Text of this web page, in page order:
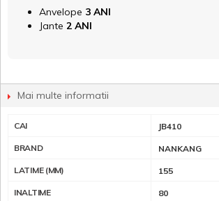
Anvelope 3 ANI
Jante 2 ANI
Mai multe informatii
CAI JB410
BRAND NANKANG
LATIME (MM) 155
INALTIME 80